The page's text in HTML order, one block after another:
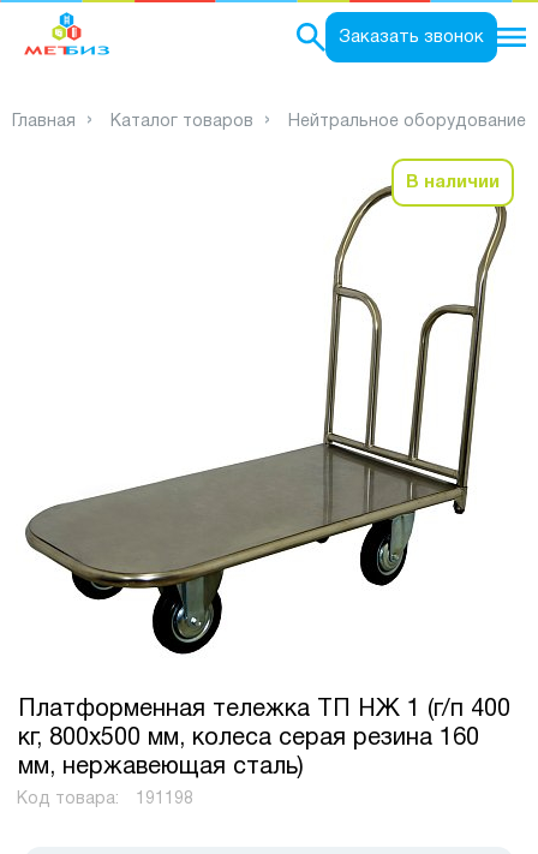
Заказать звонок
Главная Каталог товаров Нейтральное оборудование
В наличии
Платформенная тележка ТП НЖ 1 (г/п 400
кг, 800x500 мм, колеса серая резина 160
мм, нержавеющая сталь)
Код товара: 191198